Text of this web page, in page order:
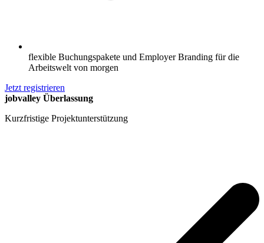
flexible Buchungspakete und Employer Branding für die
Arbeitswelt von morgen
Jetzt registrieren
jobvalley Überlassung
Kurzfristige Projektunterstützung